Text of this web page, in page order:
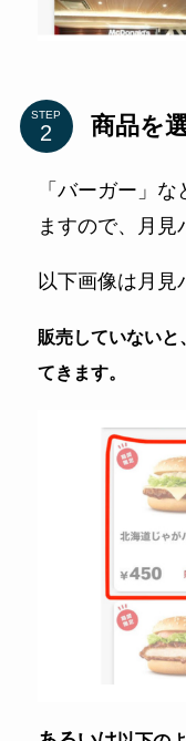
STEP 商品を
「バーガー」
ますので、月見
以下画像は月見
販売していない
てきます。